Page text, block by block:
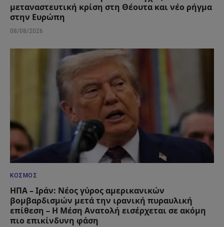
μεταναστευτική κρίση στη Θέουτα και νέο ρήγμα
στην Ευρώπη
08/08/2026
ΚΌΣΜΟΣ
ΗΠΑ – Ιράν: Νέος γύρος αμερικανικών
βομβαρδισμών μετά την ιρανική πυραυλική
επίθεση – Η Μέση Ανατολή εισέρχεται σε ακόμη
πιο επικίνδυνη φάση